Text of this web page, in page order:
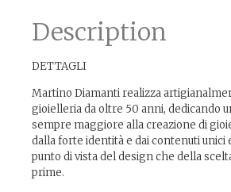
Description
DETTAGLI
Martino Diamanti realizza
gioielleria da oltre 50 anni, dedicando
sempre maggiore alla creazione di
dalla forte identità e dai contenuti unici
punto di vista del design che della
prime.